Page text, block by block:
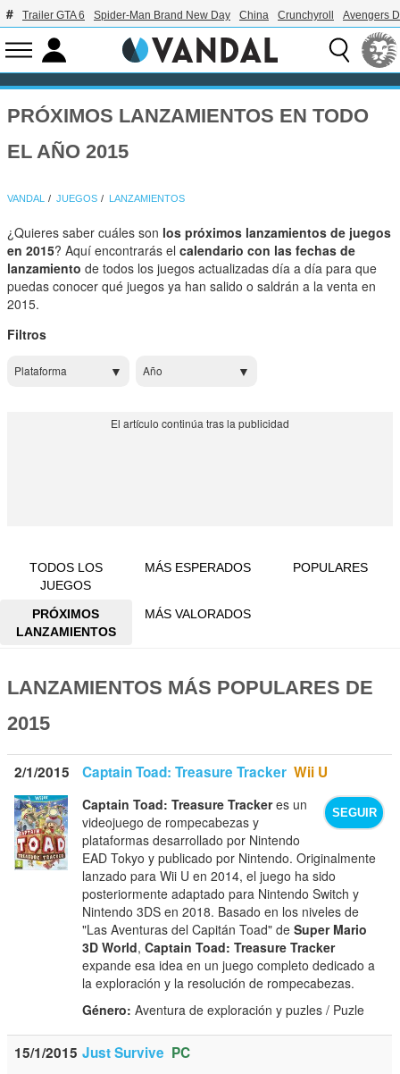
Trailer GTA 6 Spider-Man Brand New Day China Crunchyroll Avengers
PRÓXIMOS LANZAMIENTOS EN TODO
EL AÑO 2015
VANDAL JUEGOS LANZAMIENTOS
¿Quieres saber cuáles son los próximos lanzamientos de juegos
en 2015? Aquí encontrarás elcalendario con las fechas de
lanzamiento de todos los juegos actualizadas día a día para que
puedas conocer qué juegos ya han salido o saldrán a la venta en
2015.
Filtros
Plataforma Año
TODOS LOS
JUEGOS
MÁS ESPERADOS POPULARES
PRÓXIMOS
LANZAMIENTOS
MÁS VALORADOS
LANZAMIENTOS MÁS POPULARES DE
2015
2/1/2015 Captain Toad: Treasure Tracker Wii U
SEGUIR
Captain Toad: Treasure Trackeres un
videojuego de rompecabezas y
plataformas desarrollado por Nintendo
EAD Tokyo y publicado por Nintendo. Originalmente
lanzado para Wii U en 2014, el juego ha sido
posteriormente adaptado para Nintendo Switch y
Nintendo 3DS en 2018. Basado en los niveles de
"Las Aventuras del Capitán Toad" deSuper Mario
3D World,Captain Toad: Treasure Tracker
expande esa idea en un juego completo dedicado a
la exploración y la resolución de rompecabezas.
Género: Aventura de exploración y puzles / Puzle
15/1/2015 Just Survive PC